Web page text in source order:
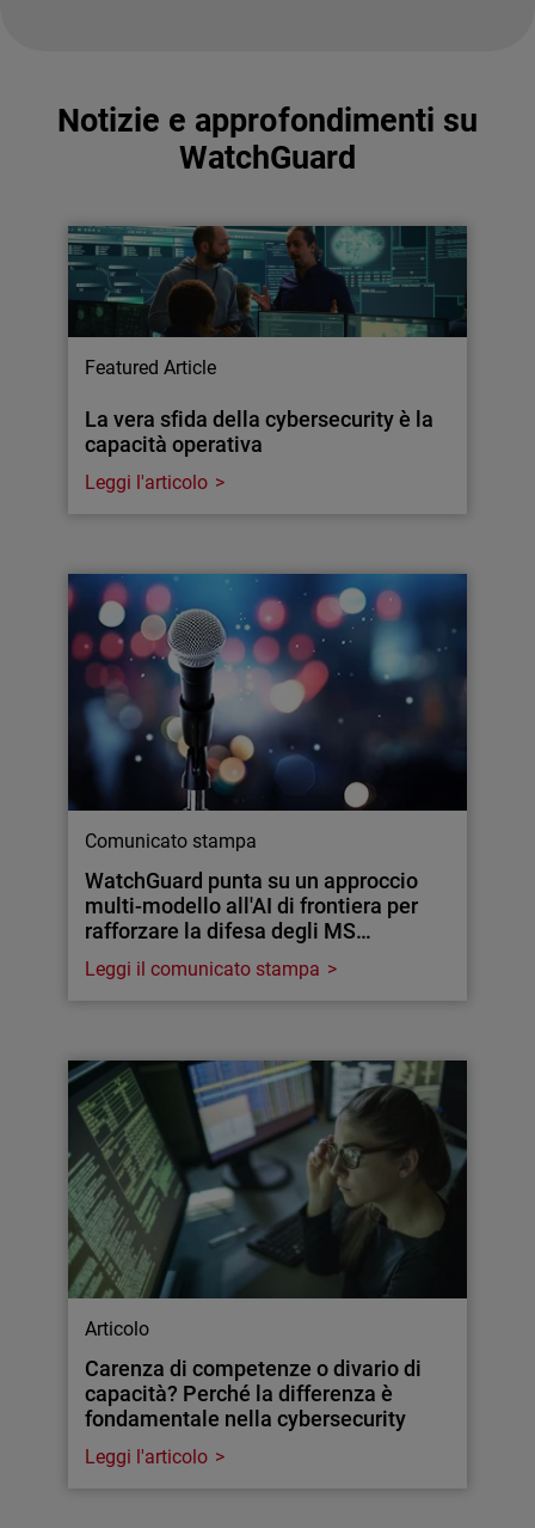
Notizie e approfondimenti su
WatchGuard
Featured Article
La vera sfida della cybersecurity è la
capacità operativa
Leggi l'articolo
Comunicato stampa
WatchGuard punta su un approccio
multi-modello all'AI di frontiera per
rafforzare la difesa degli MS…
Leggi il comunicato stampa
Articolo
Carenza di competenze o divario di
capacità? Perché la differenza è
fondamentale nella cybersecurity
Leggi l'articolo